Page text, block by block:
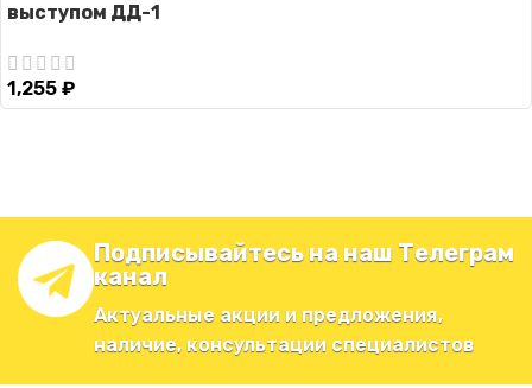
выступом ДД-1
1,255 ₽
Подписывайтесь на наш Телеграм
канал
Актуальные акции и предложения,
наличие, консультации специалистов